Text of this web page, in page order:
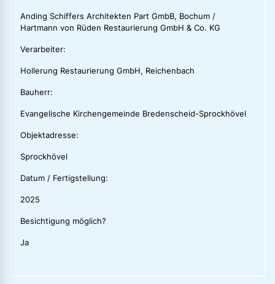
Anding Schiffers Architekten Part GmbB, Bochum /
Hartmann von Rüden Restaurierung GmbH & Co. KG
Verarbeiter:
Hollerung Restaurierung GmbH, Reichenbach
Bauherr:
Evangelische Kirchengemeinde Bredenscheid-Sprockhövel
Objektadresse:
Sprockhövel
Datum / Fertigstellung:
2025
Besichtigung möglich?
Ja